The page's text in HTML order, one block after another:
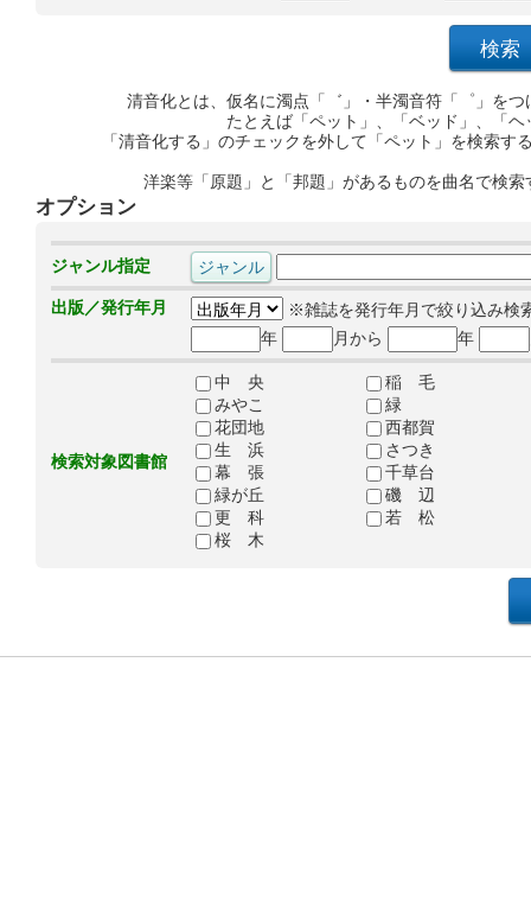
清音化とは、仮名に濁点「゛」・半濁音符「゜」を
たとえば「ペット」、「ベッド」、「
「清音化する」のチェックを外して「ペット」を検索
洋楽等「原題」と「邦題」があるものを曲名で検
オプション
ジャンル指定
出版／発行年月
※雑誌を発行年月で絞り込み検
年
月から 年
検索対象図書館
中 央
稲 毛
みやこ
緑
花団地
西都賀
生 浜
さつき
幕 張
千草台
緑が丘
磯 辺
更 科
若 松
桜 木